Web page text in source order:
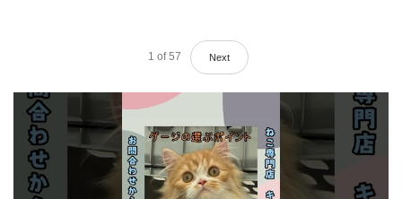
1 of 57 Next